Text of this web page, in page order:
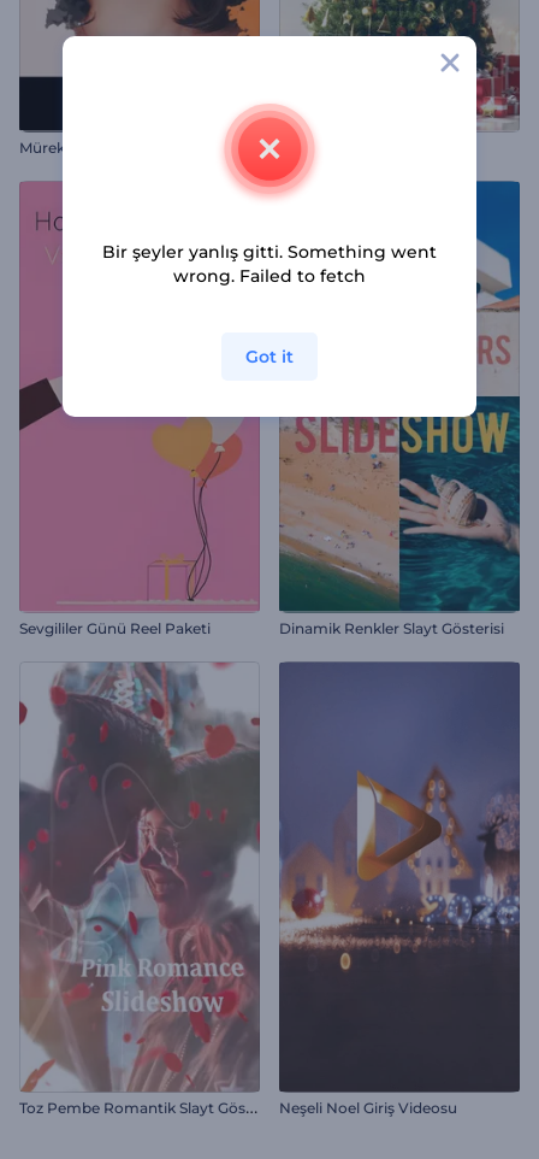
Mürekkep Lekeli Slayt Gösterisi Süslü Noel Ağacı İntro
Sevgililer Günü Reel Paketi Dinamik Renkler Slayt Gösterisi
T
oz Pembe Romantik Slayt Gösterisi Neşeli Noel Giriş Videosu
Bir şeyler yanlış gitti. Something went
wrong. Failed to fetch
Got it